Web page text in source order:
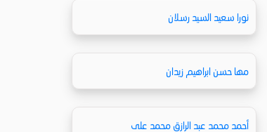
نورا سعيد السيد رسلان
مها حسن ابراهيم زيدان
أحمد محمد عبد الرازق محمد على